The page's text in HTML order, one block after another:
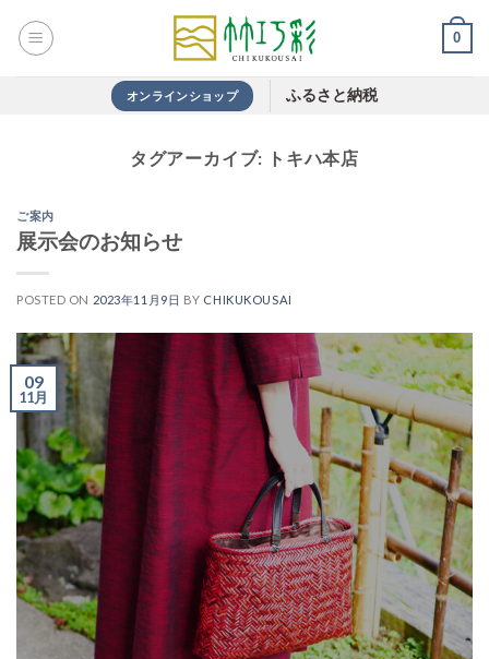
0
オンラインショップ ふるさと納税
タグアーカイブ: トキハ本店
ご案内
展示会のお知らせ
POSTED ON 2023年11月9日 BY CHIKUKOUSAI
09
11月